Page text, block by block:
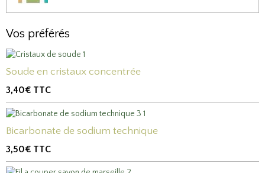
Vos préférés
Soude en cristaux concentrée
3,40€ TTC
Bicarbonate de sodium technique
3,50€ TTC